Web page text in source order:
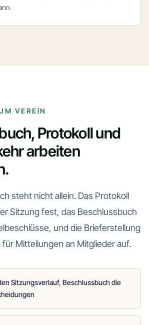
VEREIN
Protokoll und
arbeiten
steht nicht allein. Das Protokoll
Sitzung fest, das Beschlussbuch
und die Brieferstellung
Mitteilungen an Mitglieder auf.
Sitzungsverlauf, Beschlussbuch die